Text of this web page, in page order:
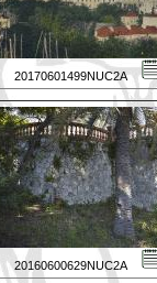
20170601499NUC2A
20160600629NUC2A